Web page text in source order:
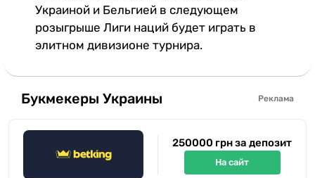
Украиной и Бельгией в следующем
розыгрыше Лиги наций будет играть в
элитном дивизионе турнира.
Букмекеры Украины Реклама
250000 грн за депозит
На сайт